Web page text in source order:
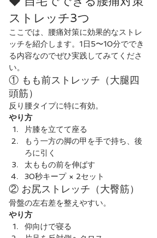
ストレッチ3つ
ここでは、腰痛対策に効果的なストレ
ッチを紹介します。1日5〜10分ででき
る内容なのでぜひ実践してみてくださ
い。
① もも前ストレッチ（大腿四
頭筋）
反り腰タイプに特に有効。
やり方
片膝を立てて座る
もう一方の脚の甲を手で持ち、後
ろに引く
太ももの前を伸ばす
30秒キープ × 2セット
② お尻ストレッチ（大臀筋）
骨盤の左右差を整えやすい。
やり方
仰向けで寝る